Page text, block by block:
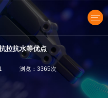
产品中心
拉抗水等优点
31 浏览：3365次